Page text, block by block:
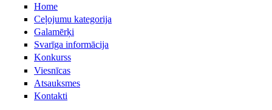
Home
Сeļojumu kategorija
Galamērķi
Svarīga informācija
Konkurss
Viesnīcas
Atsauksmes
Kontakti